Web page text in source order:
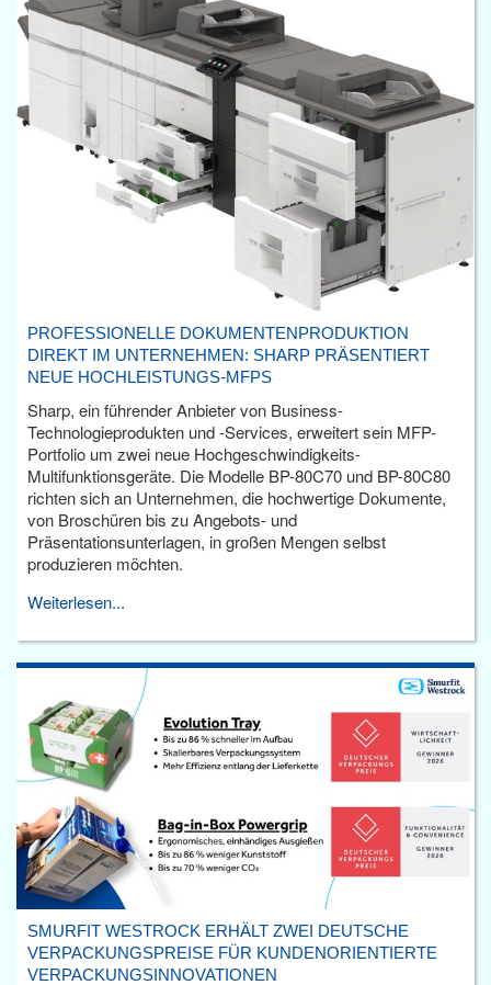
PROFESSIONELLE DOKUMENTENPRODUKTION
DIREKT IM UNTERNEHMEN: SHARP PRÄSENTIERT
NEUE HOCHLEISTUNGS-MFPS
Sharp, ein führender Anbieter von Business-
Technologieprodukten und -Services, erweitert sein MFP-
Portfolio um zwei neue Hochgeschwindigkeits-
Multifunktionsgeräte. Die Modelle BP-80C70 und BP-80C80
richten sich an Unternehmen, die hochwertige Dokumente,
von Broschüren bis zu Angebots- und
Präsentationsunterlagen, in großen Mengen selbst
produzieren möchten.
Weiterlesen...
SMURFIT WESTROCK ERHÄLT ZWEI DEUTSCHE
VERPACKUNGSPREISE FÜR KUNDENORIENTIERTE
VERPACKUNGSINNOVATIONEN